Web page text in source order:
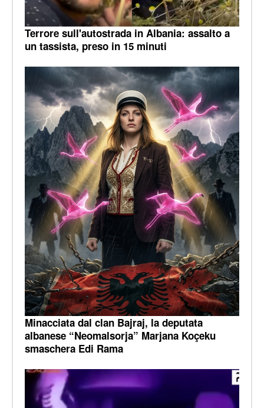
Terrore sull'autostrada in Albania: assalto a
un tassista, preso in 15 minuti
Minacciata dal clan Bajraj, la deputata
albanese “Neomalsorja” Marjana Koçeku
smaschera Edi Rama